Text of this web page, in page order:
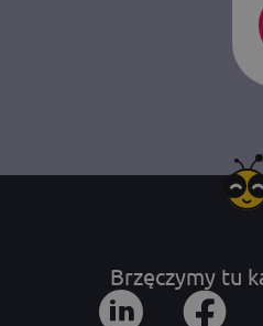
Brzęczymy tu